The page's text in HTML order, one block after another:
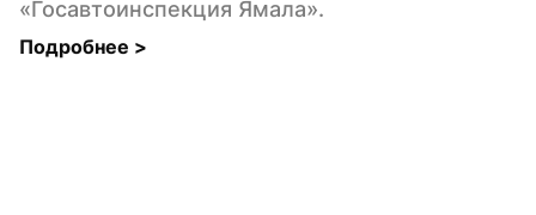
«Госавтоинспекция Ямала».
Подробнее >